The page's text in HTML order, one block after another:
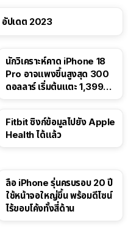
ปเดต 2023
นักวิเคราะห์คาด iPhone 18
Pro อาจแพงขึ้นสูงสุด 300
ดอลลาร์ เริ่มต้นแตะ 1,399
Fitbit ซิงก์ข้อมูลไปยัง Apple
Health ได้แล้ว
ลือ iPhone รุ่นครบรอบ 20 ปี
ใช้หน้าจอใหญ่ขึ้น พร้อมดีไซน์
ไร้ขอบโค้งทั้งสี่ด้าน